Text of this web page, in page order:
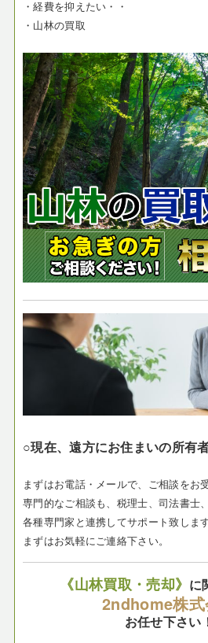
・経費を抑えたい・・
・山林の買取
○現在、遠方にお住まいの所有
まずはお電話・メールで、ご相談をお
専門的なご相談も、税理士、司法書士
各種専門家と連携してサポート致します
まずはお気軽にご連絡下さい。
《山林買取・売却》 に
2ndhome株式
お任せ下さい